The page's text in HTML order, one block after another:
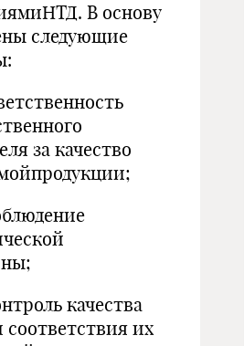
В основу
следующие
за ка­чество
качества
соответствия их